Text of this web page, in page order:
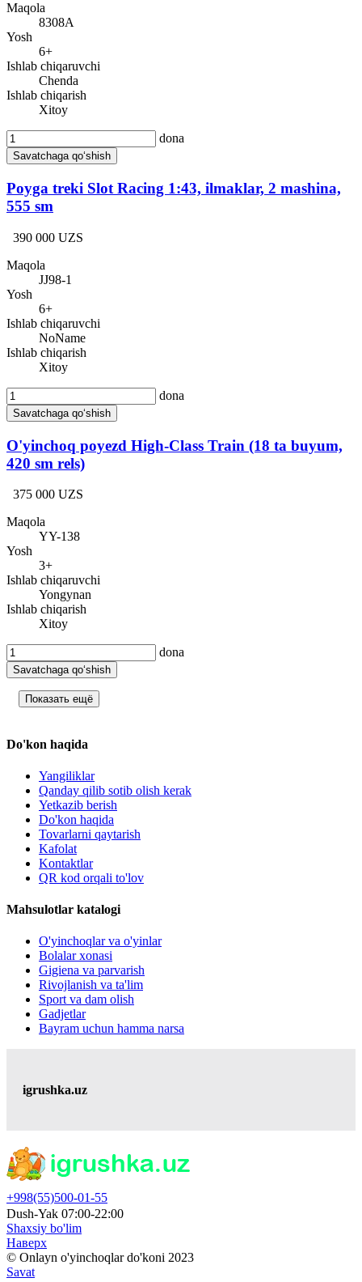
Maqola
8308A
Yosh
6+
Ishlab chiqaruvchi
Chenda
Ishlab chiqarish
Xitoy
dona
Savatchaga qo‘shish
Poyga treki Slot Racing 1:43, ilmaklar, 2 mashina,
555 sm
390 000 UZS
Maqola
JJ98-1
Yosh
6+
Ishlab chiqaruvchi
NoName
Ishlab chiqarish
Xitoy
dona
Savatchaga qo‘shish
O'yinchoq poyezd High-Class Train (18 ta buyum,
420 sm rels)
375 000 UZS
Maqola
YY-138
Yosh
3+
Ishlab chiqaruvchi
Yongynan
Ishlab chiqarish
Xitoy
dona
Savatchaga qo‘shish
Показать ещё
Do'kon haqida
Yangiliklar
Qanday qilib sotib olish kerak
Yetkazib berish
Do'kon haqida
Tovarlarni qaytarish
Kafolat
Kontaktlar
QR kod orqali to'lov
Mahsulotlar katalogi
O'yinchoqlar va o'yinlar
Bolalar xonasi
Gigiena va parvarish
Rivojlanish va ta'lim
Sport va dam olish
Gadjetlar
Bayram uchun hamma narsa
igrushka.uz
+998(55)500-01-55
Dush-Yak 07:00-22:00
Shaxsiy bo'lim
Наверх
© Onlayn o'yinchoqlar do'koni 2023
Savat